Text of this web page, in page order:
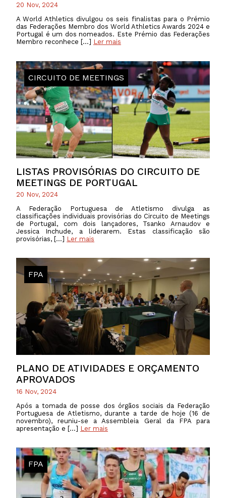
20 Nov, 2024
A World Athletics divulgou os seis finalistas para o Prémio
das Federações Membro dos World Athletics Awards 2024 e
Portugal é um dos nomeados. Este Prémio das Federações
Membro reconhece […] Ler mais
LISTAS PROVISÓRIAS DO CIRCUITO DE
MEETINGS DE PORTUGAL
CIRCUITO DE MEETINGS
20 Nov, 2024
A Federação Portuguesa de Atletismo divulga as
classificações individuais provisórias do Circuito de Meetings
de Portugal, com dois lançadores, Tsanko Arnaudov e
Jessica Inchude, a liderarem. Estas classificação são
provisórias, […] Ler mais
PLANO DE ATIVIDADES E ORÇAMENTO
APROVADOS
FPA
16 Nov, 2024
Após a tomada de posse dos órgãos sociais da Federação
Portuguesa de Atletismo, durante a tarde de hoje (16 de
novembro), reuniu-se a Assembleia Geral da FPA para
apresentação e […] Ler mais
FPA